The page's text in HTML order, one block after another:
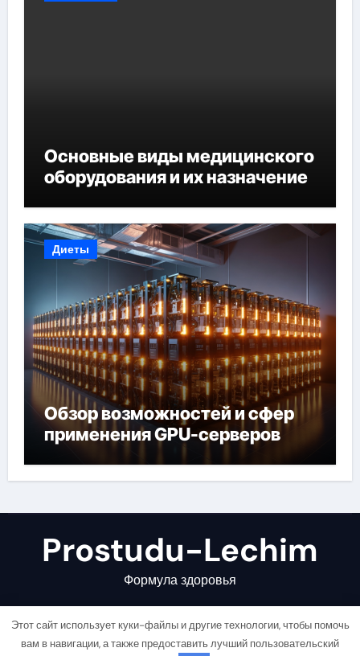
Основные виды медицинского
оборудования и их назначение
Диеты
Обзор возможностей и сфер
применения GPU-серверов
Prostudu-Lechim
Формула здоровья
Этот сайт использует куки-файлы и другие технологии, чтобы помочь
вам в навигации, а также предоставить лучший пользовательский